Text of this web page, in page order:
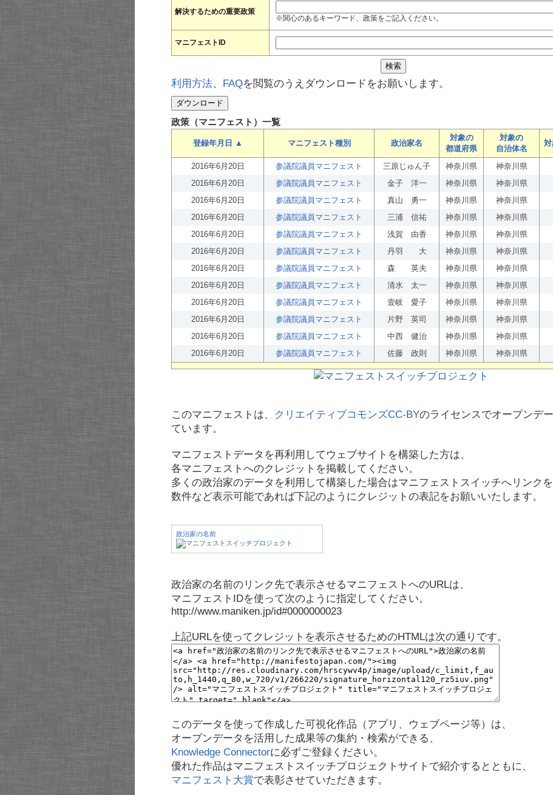
解決するための重要政策
※関心のあるキーワード、政策をご記入ください。
マニフェストID
利用方法、 FAQを閲覧のうえダウンロードをお願いします。
政策（マニフェスト）一覧
登録年月日 ▲ マニフェスト種別 政治家名
対象の
都道府県
対象の
自治体名
2016年6月20日
参議院議員マニフェスト 三原じゅん子 神奈川県 神奈川県
2016年6月20日
参議院議員マニフェスト 金子 洋一 神奈川県 神奈川県
2016年6月20日
参議院議員マニフェスト 真山 勇一 神奈川県 神奈川県
2016年6月20日
参議院議員マニフェスト 三浦 信祐 神奈川県 神奈川県
2016年6月20日
参議院議員マニフェスト 浅賀 由香 神奈川県 神奈川県
2016年6月20日
参議院議員マニフェスト 丹羽 大 神奈川県 神奈川県
2016年6月20日
参議院議員マニフェスト 森 英夫 神奈川県 神奈川県
2016年6月20日
参議院議員マニフェスト 清水 太一 神奈川県 神奈川県
2016年6月20日
参議院議員マニフェスト 壹岐 愛子 神奈川県 神奈川県
2016年6月20日
参議院議員マニフェスト 片野 英司 神奈川県 神奈川県
2016年6月20日
参議院議員マニフェスト 中西 健治 神奈川県 神奈川県
2016年6月20日
参議院議員マニフェスト 佐藤 政則 神奈川県 神奈川県
このマニフェストは、 クリエイティブコモンズCC-BYのライセンスでオープンデ
ています。
マニフェストデータを再利用してウェブサイトを構築した方は、
各マニフェストへのクレジットを掲載してください。
多くの政治家のデータを利用して構築した場合はマニフェストスイッチへリンクを
数件など表示可能であれば下記のようにクレジットの表記をお願いいたします。
政治家の名前
政治家の名前のリンク先で表示させるマニフェストへのURLは、
マニフェストIDを使って次のように指定してください。
http://www.maniken.jp/id#0000000023
上記URLを使ってクレジットを表示させるためのHTMLは次の通りです。
このデータを使って作成した可視化作品（アプリ、ウェブページ等）は、
オープンデータを活用した成果等の集約・検索ができる、
Knowledge Connectorに必ずご登録ください。
優れた作品はマニフェストスイッチプロジェクトサイトで紹介するとともに、
マニフェスト大賞で表彰させていただきます。